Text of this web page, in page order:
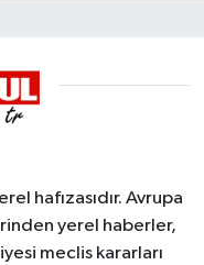
hafızasıdır. Avrupa
yerel haberler,
meclis kararları